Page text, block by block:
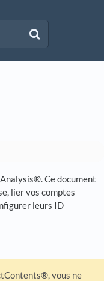
Ce document
lier vos comptes
leurs ID
vous ne